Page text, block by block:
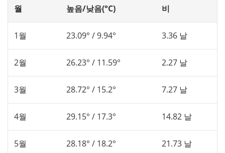
월 높음/낮음(°C) 비
1월 23.09° / 9.94° 3.36 날
2월 26.23° / 11.59° 2.27 날
3월 28.72° / 15.2° 7.27 날
4월 29.15° / 17.3° 14.82 날
5월 28.18° / 18.2° 21.73 날